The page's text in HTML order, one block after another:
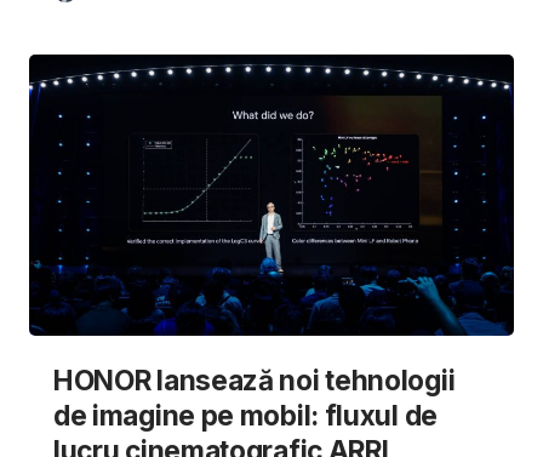
HONOR lansează noi tehnologii
de imagine pe mobil: fluxul de
lucru cinematografic ARRI